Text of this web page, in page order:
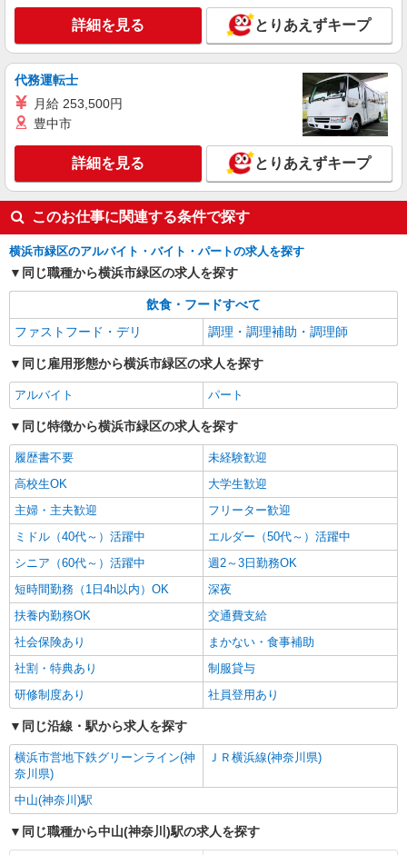
なか卯 中山店
接客・調理スタッフ（簡単な接客・調理・清
掃・など）
時給1230円 22:00〜翌5:00：時給1538円 高校
生：時給1225円
神奈川県横浜市緑区中山1丁目22番1号中山駅
キープ 詳細を見る
詳細を見る とりあえずキープ
代務運転士
月給 253,500円
豊中市
詳細を見る とりあえずキープ
このお仕事に関連する条件で探す
横浜市緑区のアルバイト・バイト・パートの求人を探す
同じ職種から横浜市緑区の求人を探す
飲食・フードすべて
ファストフード・デリ
調理・調理補助・調理師
同じ雇用形態から横浜市緑区の求人を探す
アルバイト パート
同じ特徴から横浜市緑区の求人を探す
履歴書不要
未経験歓迎
高校生OK
大学生歓迎
主婦・主夫歓迎
フリーター歓迎
ミドル（40代～）活躍中
エルダー（50代～）活躍中
シニア（60代～）活躍中
週2～3日勤務OK
短時間勤務（1日4h以内）OK
深夜
扶養内勤務OK
交通費支給
社会保険あり
まかない・食事補助
社割・特典あり
制服貸与
研修制度あり
社員登用あり
同じ沿線・駅から求人を探す
横浜市営地下鉄グリーンライン(神
奈川県)
ＪＲ横浜線(神奈川県)
中山(神奈川)駅
同じ職種から中山(神奈川)駅の求人を探す